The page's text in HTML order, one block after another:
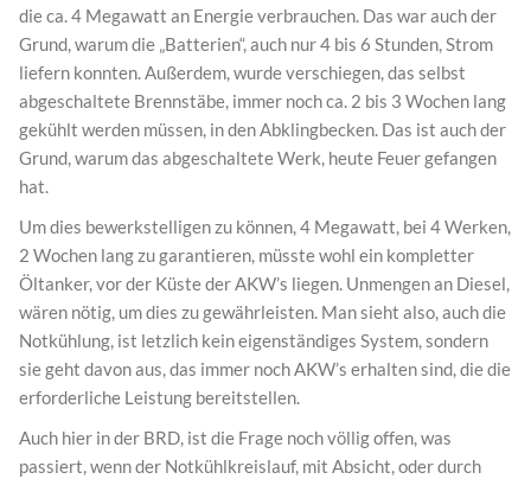
die ca. 4 Megawatt an Energie verbrauchen. Das war auch der
Grund, warum die „Batterien“, auch nur 4 bis 6 Stunden, Strom
liefern konnten. Außerdem, wurde verschiegen, das selbst
abgeschaltete Brennstäbe, immer noch ca. 2 bis 3 Wochen lang
gekühlt werden müssen, in den Abklingbecken. Das ist auch der
Grund, warum das abgeschaltete Werk, heute Feuer gefangen
hat.
Um dies bewerkstelligen zu können, 4 Megawatt, bei 4 Werken,
2 Wochen lang zu garantieren, müsste wohl ein kompletter
Öltanker, vor der Küste der AKW’s liegen. Unmengen an Diesel,
wären nötig, um dies zu gewährleisten. Man sieht also, auch die
Notkühlung, ist letzlich kein eigenständiges System, sondern
sie geht davon aus, das immer noch AKW’s erhalten sind, die die
erforderliche Leistung bereitstellen.
Auch hier in der BRD, ist die Frage noch völlig offen, was
passiert, wenn der Notkühlkreislauf, mit Absicht, oder durch